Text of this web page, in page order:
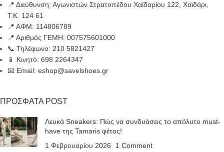
📍 Διεύθυνση: Αγωνιστών Στρατοπέδου Χαϊδαρίου 122, Χαϊδάρι,
Τ.Κ. 124 61
📍 ΑΦΜ: 114806789
📍 Αριθμός ΓΕΜΗ: 007575601000
📞 Τηλέφωνο: 210 5821427
📱 Κινητό: 698 2264347
📧 Email: eshop@savelshoes.gr
ΠΡΟΣΦΑΤΑ POST
Λευκά Sneakers: Πώς να συνδυάσεις το απόλυτο must-
have της Tamaris φέτος!
1 Φεβρουαρίου 2026
1 Comment